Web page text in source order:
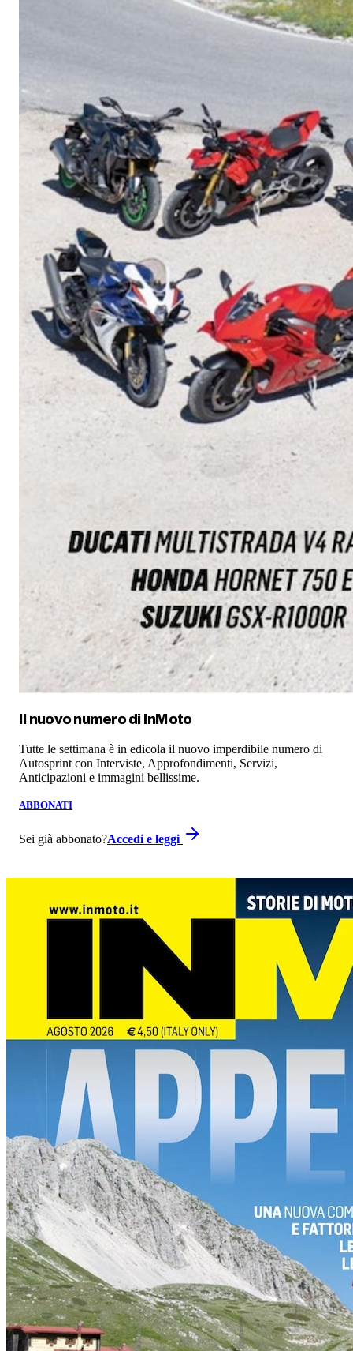
Il nuovo numero di InMoto
Tutte le settimana è in edicola il nuovo imperdibile numero di
Autosprint con Interviste, Approfondimenti, Servizi,
Anticipazioni e immagini bellissime.
ABBONATI
Sei già abbonato?Accedi e leggi